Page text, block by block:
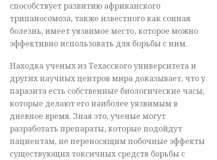
способствует развитию африканского
трипаносомоза, также известного как сонная
болезнь, имеет уязвимое место, которое можно
эффективно использовать для борьбы с ним.
Находка ученых из Техасского университета и
других научных центров мира доказывает, что у
паразита есть собственные биологические часы,
которые делают его наиболее уязвимым в
дневное время. Зная это, ученые могут
разработать препараты, которые подойдут
пациентам, не переносящим побочные эффекты
существующих токсичных средств борьбы с